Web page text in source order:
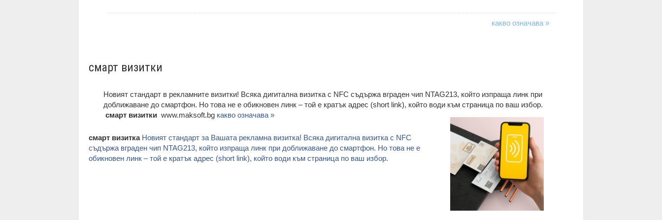
какво означава »
смарт визитки
Новият стандарт в рекламните визитки! Всяка дигитална визитка с NFC съдържа вграден чип NTAG213, който изпраща линк при
доближаване до смартфон. Но това не е обикновен линк – той е кратък адрес (short link), който води към страница по ваш избор.
смарт визитки www.maksoft.bg какво означава »
смарт визитка Новият стандарт за Вашата рекламна визитка! Всяка дигитална визитка с NFC
съдържа вграден чип NTAG213, който изпраща линк при доближаване до смартфон. Но това не е
обикновен линк – той е кратък адрес (short link), който води към страница по ваш избор.